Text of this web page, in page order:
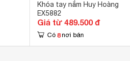
Khóa tay nắm Huy Hoàng
EX5882
Giá từ 489.500 đ
Có 8 nơi bán